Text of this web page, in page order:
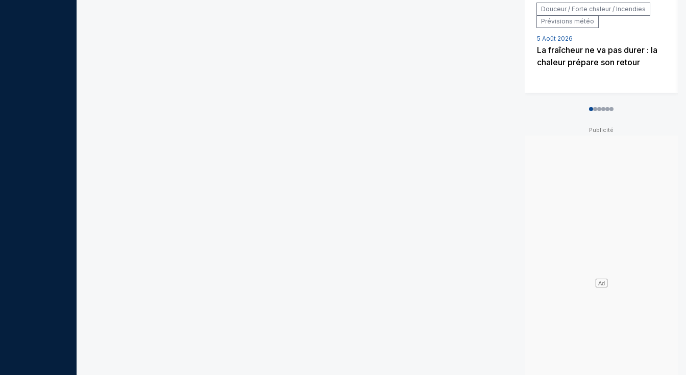
Douceur / Forte chaleur / Incendies
Prévisions météo
5 Août 2026
La fraîcheur ne va pas durer : la
chaleur prépare son retour
012345